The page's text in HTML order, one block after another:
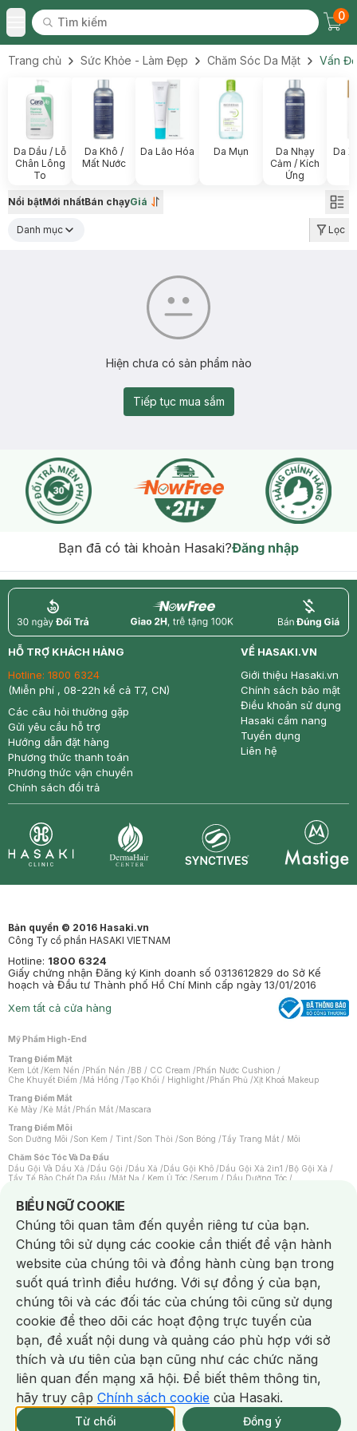
Toggle Menu
Tìm kiếm
Tìm kiếm
0
Trang chủ Sức Khỏe - Làm Đẹp Chăm Sóc Da Mặt Vấn
Da Dầu / Lỗ
Chân Lông
To
Da Khô /
Mất Nước
Da Lão Hóa Da Mụn
Da Nhạy
Cảm / Kích
Ứng
Da
Nổi bậtMới nhấtBán chạyGiá
Danh mục Lọc
Hiện chưa có sản phẩm nào
Tiếp tục mua sắm
Giao Nhanh Miễn Phí 2H.
tại 337 Chi Nhánh (Trễ tặng 100K)
Bạn đã có tài khoản Hasaki?Đăng nhập
return nowfree price
HỖ TRỢ KHÁCH HÀNG
Hotline: 1800 6324
(Miễn phí , 08-22h kể cả T7, CN)
Các câu hỏi thường gặp
Gửi yêu cầu hỗ trợ
Hướng dẫn đặt hàng
Phương thức thanh toán
Phương thức vận chuyển
Chính sách đổi trả
VỀ HASAKI.VN
Giới thiệu Hasaki.vn
Chính sách bảo mật
Điều khoản sử dụng
Hasaki cẩm nang
Tuyển dụng
Liên hệ
Bản quyền © 2016 Hasaki.vn
Công Ty cổ phần HASAKI VIETNAM
Hotline: 1800 6324
Giấy chứng nhận Đăng ký Kinh doanh số 0313612829 do Sở Kế
hoạch và Đầu tư Thành phố Hồ Chí Minh cấp ngày 13/01/2016
Xem tất cả cửa hàng
Mỹ Phẩm High-End
Trang Điểm Mặt
Kem Lót /Kem Nền /Phấn Nền /BB / CC Cream /Phấn Nước Cushion /
Che Khuyết Điểm /Má Hồng /Tạo Khối / Highlight /Phấn Phủ /Xịt Khoá Makeup
Trang Điểm Mắt
Kẻ Mày /Kẻ Mắt /Phấn Mắt /Mascara
Trang Điểm Môi
Son Dưỡng Môi /Son Kem / Tint /Son Thỏi /Son Bóng /Tẩy Trang Mắt / Môi
Chăm Sóc Tóc Và Da Đầu
Dầu Gội Và Dầu Xả /Dầu Gội /Dầu Xả /Dầu Gội Khô /Dầu Gội Xả 2in1 /Bộ Gội Xả /
Tẩy Tế Bào Chết Da Đầu /Mặt Nạ / Kem Ủ Tóc /Serum / Dầu Dưỡng Tóc /
Máy Sấy Tóc
Lược
Kem Tẩy Lông/Dụng Cụ Tẩy Lông
Nước Hoa
Nước Hoa Nam Nước Hoa Cao Cấp Xịt Thơm Toàn Thân
Nước Hoa Vùng Kín
Chăm Sóc Cá Nhân
Chống Muỗi
Khẩu Trang Máy Massage Mặt Nạ Xông Hơi/Nước Rửa Tay
Sản Phẩm Chăm Sóc Khác/ Bàn Chải Đánh Răng /Bàn Chải Điện/
Hỗ Trợ Trắng Răng / Kem Đánh Răng Máy Tăm Nước Nước Súc Miệng
Tăm / Chỉ Nha Khoa /Xịt Thơm Miệng / Dung Dịch Vệ Sinh/Dưỡng Vùng Kín/
Khăn Ướt Vệ Sinh Vùng Kín
/Băng Vệ Sinh Tampon Bọt Cạo Râu Dao Cạo Râu/
Máy Cạo Râu
Vấn Đề Về Da
Da Dầu / Lỗ Chân Lông To
Da Khô / Mất Nước /Da Lão Hóa / Da Mụn/
Da Nhạy Cảm / Kích Ứng/Da Xỉn Màu/Thâm / Nám / Tàn Nhang/
Quầng Thâm & Bọng Mắt/ Sẹo
Viêm Da Cơ Địa
Dụng Cụ / Phụ Kiện Chăm Sóc Da
/Khăn Lau Mặt Khô Dụng Cụ / Máy Rửa Mặt/Máy Chăm Sóc Da
BIỂU NGỮ COOKIE
Notice about cookies usage
Chúng tôi quan tâm đến quyền riêng tư của bạn.
Chúng tôi sử dụng các cookie cần thiết để vận hành
website của chúng tôi và đồng hành cùng bạn trong
suốt quá trình điều hướng. Với sự đồng ý của bạn,
chúng tôi và các đối tác của chúng tôi cũng sử dụng
cookie để theo dõi các hoạt động trực tuyến của
bạn, đề xuất nội dung và quảng cáo phù hợp với sở
thích và ưu tiên của bạn cũng như các chức năng
liên quan đến mạng xã hội. Để biết thêm thông tin,
hãy truy cập Chính sách cookie của Hasaki.
Từ chối Đồng ý